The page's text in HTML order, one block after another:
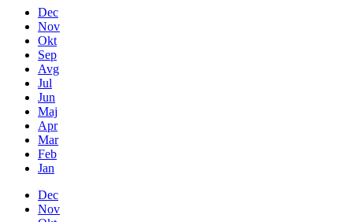
Dec
Nov
Okt
Sep
Avg
Jul
Jun
Maj
Apr
Mar
Feb
Jan
Dec
Nov